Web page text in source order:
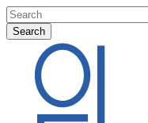
Skip
to
main
content
Search
Search